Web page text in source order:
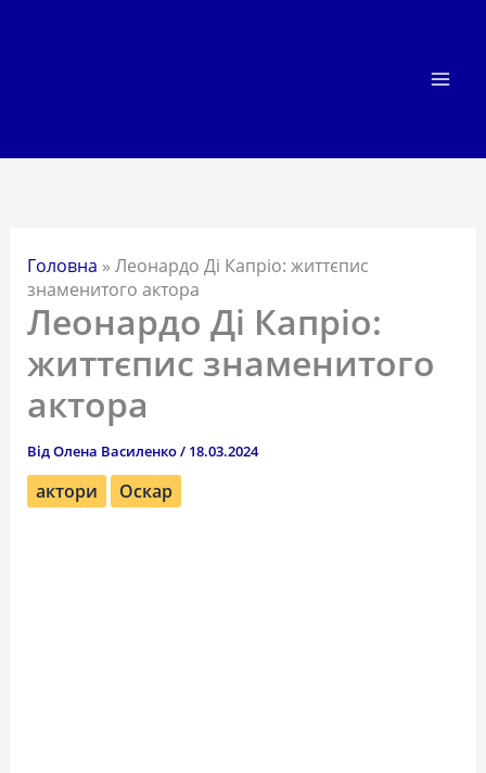
Головна » Леонардо Ді Капріо: життєпис
знаменитого актора
Леонардо Ді Капріо:
життєпис знаменитого
актора
ВідОлена Василенко/ 18.03.2024
актори Оскар